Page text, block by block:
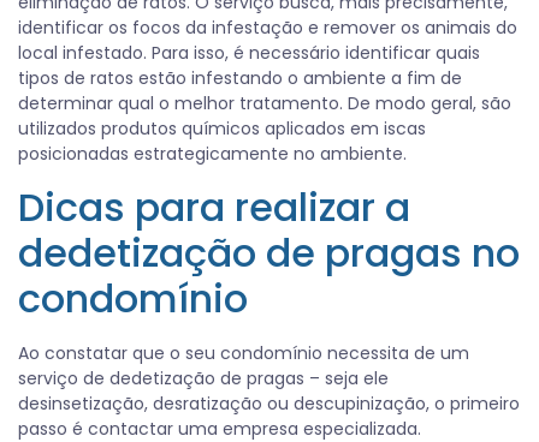
identificar os focos da infestação e remover os animais do
local infestado. Para isso, é necessário identificar quais
tipos de ratos estão infestando o ambiente a fim de
determinar qual o melhor tratamento. De modo geral, são
utilizados produtos químicos aplicados em iscas
posicionadas estrategicamente no ambiente.
Dicas para realizar a
dedetização de pragas no
condomínio
Ao constatar que o seu condomínio necessita de um
serviço de dedetização de pragas – seja ele
desinsetização, desratização ou descupinização, o primeiro
passo é contactar uma empresa especializada.